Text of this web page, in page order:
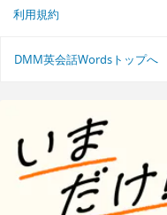
利用規約
DMM英会話Wordsトップへ